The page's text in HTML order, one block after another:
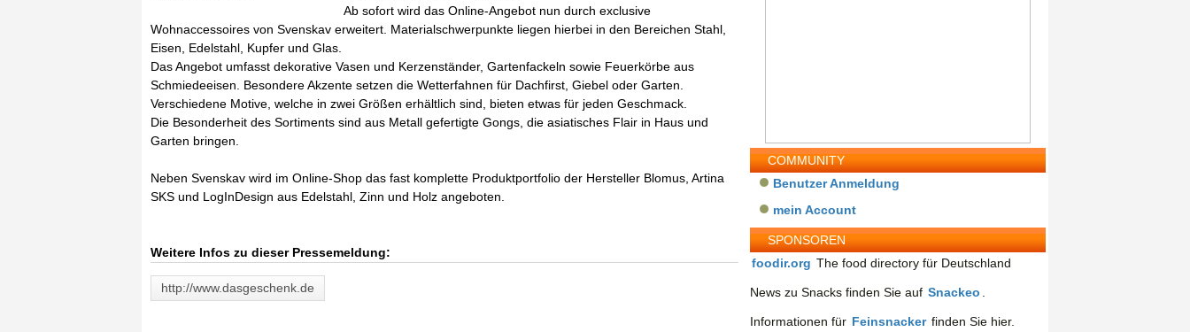
Ab sofort wird das Online-Angebot nun durch exclusive
Wohnaccessoires von Svenskav erweitert. Materialschwerpunkte liegen hierbei in den Bereichen Stahl,
Eisen, Edelstahl, Kupfer und Glas.
Das Angebot umfasst dekorative Vasen und Kerzenständer, Gartenfackeln sowie Feuerkörbe aus
Schmiedeeisen. Besondere Akzente setzen die Wetterfahnen für Dachfirst, Giebel oder Garten.
Verschiedene Motive, welche in zwei Größen erhältlich sind, bieten etwas für jeden Geschmack.
Die Besonderheit des Sortiments sind aus Metall gefertigte Gongs, die asiatisches Flair in Haus und
Garten bringen.
Neben Svenskav wird im Online-Shop das fast komplette Produktportfolio der Hersteller Blomus, Artina
SKS und LogInDesign aus Edelstahl, Zinn und Holz angeboten.
Weitere Infos zu dieser Pressemeldung:
http://www.dasgeschenk.de
COMMUNITY
Benutzer Anmeldung
mein Account
SPONSOREN
foodir.org The food directory für Deutschland
News zu Snacks finden Sie auf Snackeo
Informationen für Feinsnacker finden Sie hier.